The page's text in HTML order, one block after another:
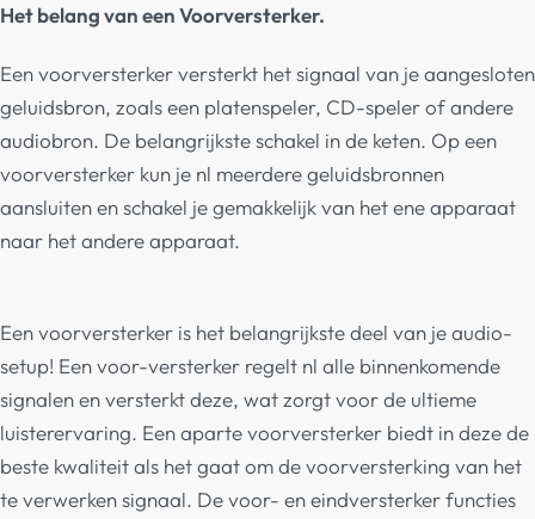
Het belang van een Voorversterker.
Een voorversterker versterkt het signaal van je aangesloten
geluidsbron, zoals een platenspeler, CD-speler of andere
audiobron. De belangrijkste schakel in de keten. Op een
voorversterker kun je nl meerdere geluidsbronnen
aansluiten en schakel je gemakkelijk van het ene apparaat
naar het andere apparaat.
Een voorversterker is het belangrijkste deel van je audio-
setup! Een voor-versterker regelt nl alle binnenkomende
signalen en versterkt deze, wat zorgt voor de ultieme
luisterervaring. Een aparte voorversterker biedt in deze de
beste kwaliteit als het gaat om de voorversterking van het
te verwerken signaal. De voor- en eindversterker functies